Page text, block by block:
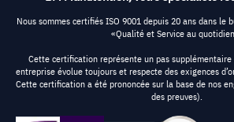
Nous sommes certifiés ISO 9001 depuis 20 ans dans le
«Qualité et Service au
Cette certification représente un pas
entreprise évolue toujours et respecte des exigences
Cette certification a été prononcée sur la base de nos
des preuves).